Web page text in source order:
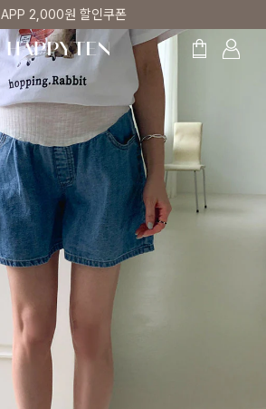
APP 2,000원 할인쿠폰